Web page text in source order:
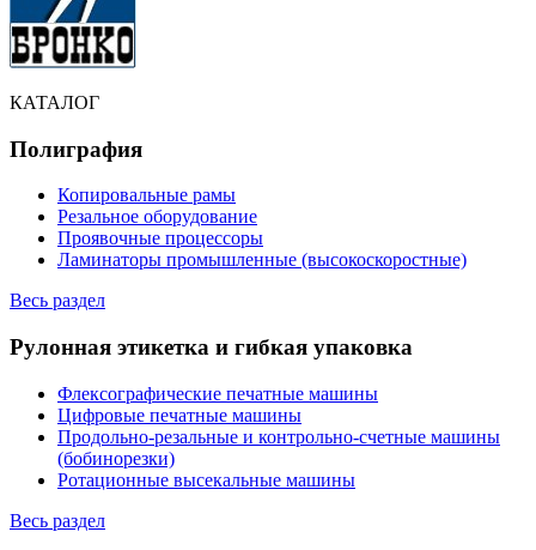
КАТАЛОГ
Полиграфия
Копировальные рамы
Резальное оборудование
Проявочные процессоры
Ламинаторы промышленные (высокоскоростные)
Весь раздел
Рулонная этикетка и гибкая упаковка
Флексографические печатные машины
Цифровые печатные машины
Продольно-резальные и контрольно-счетные машины
(бобинорезки)
Ротационные высекальные машины
Весь раздел